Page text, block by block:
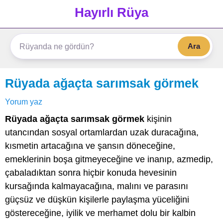
Hayırlı Rüya
Ara
Rüyada ağaçta sarımsak görmek
Yorum yaz
Rüyada ağaçta sarımsak görmek kişinin
utancından sosyal ortamlardan uzak duracağına,
kısmetin artacağına ve şansın döneceğine,
emeklerinin boşa gitmeyeceğine ve inanıp, azmedip,
çabaladıktan sonra hiçbir konuda hevesinin
kursağında kalmayacağına, malını ve parasını
güçsüz ve düşkün kişilerle paylaşma yüceliğini
göstereceğine, iyilik ve merhamet dolu bir kalbin